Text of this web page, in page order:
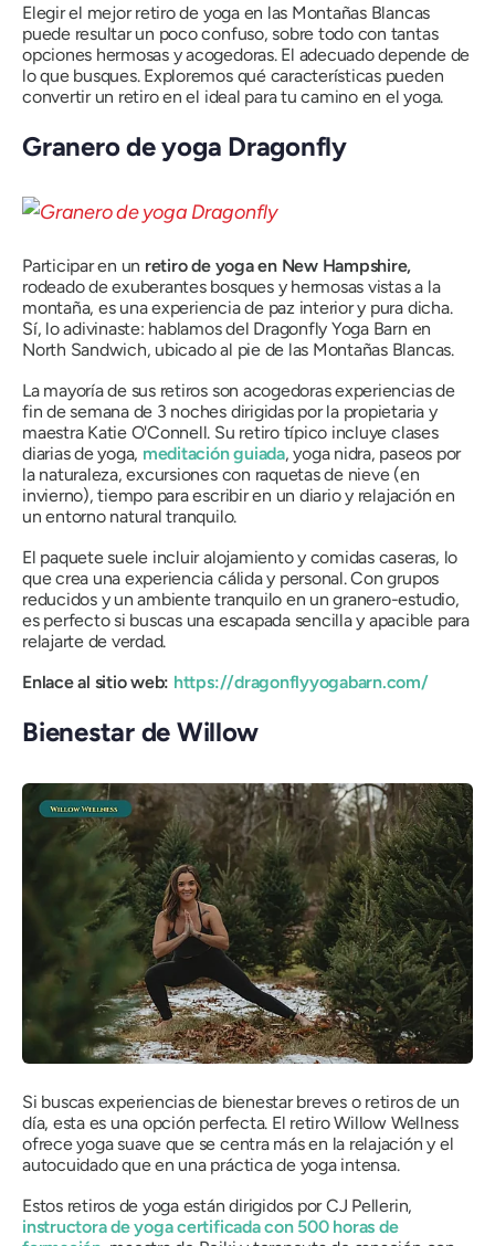
Elegir el mejor retiro de yoga en las Montañas Blancas
puede resultar un poco confuso, sobre todo con tantas
opciones hermosas y acogedoras. El adecuado depende de
lo que busques. Exploremos qué características pueden
convertir un retiro en el ideal para tu camino en el yoga.
Granero de yoga Dragonfly
Participar en un retiro de yoga en New Hampshire,
rodeado de exuberantes bosques y hermosas vistas a la
montaña, es una experiencia de paz interior y pura dicha.
Sí, lo adivinaste: hablamos del Dragonfly Yoga Barn en
North Sandwich, ubicado al pie de las Montañas Blancas.
La mayoría de sus retiros son acogedoras experiencias de
fin de semana de 3 noches dirigidas por la propietaria y
maestra Katie O'Connell. Su retiro típico incluye clases
diarias de yoga, meditación guiada, yoga nidra, paseos por
la naturaleza, excursiones con raquetas de nieve (en
invierno), tiempo para escribir en un diario y relajación en
un entorno natural tranquilo.
El paquete suele incluir alojamiento y comidas caseras, lo
que crea una experiencia cálida y personal. Con grupos
reducidos y un ambiente tranquilo en un granero-estudio,
es perfecto si buscas una escapada sencilla y apacible para
relajarte de verdad.
Enlace al sitio web: https://dragonflyyogabarn.com/
Bienestar de Willow
Si buscas experiencias de bienestar breves o retiros de un
día, esta es una opción perfecta. El retiro Willow Wellness
ofrece yoga suave que se centra más en la relajación y el
autocuidado que en una práctica de yoga intensa.
Estos retiros de yoga están dirigidos por CJ Pellerin,
instructora de yoga certificada con 500 horas de